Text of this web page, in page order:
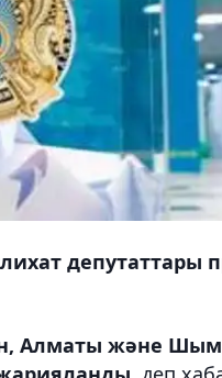
депутаттары
Алматы және